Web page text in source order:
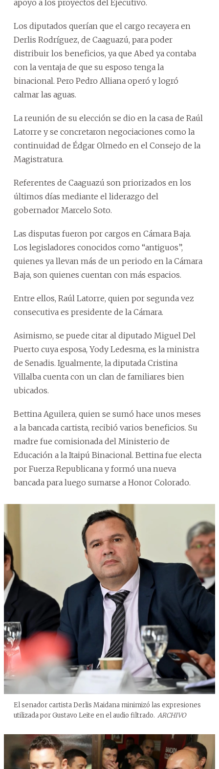
apoyo a los proyectos del Ejecutivo.
Los diputados querían que el cargo recayera en
Derlis Rodríguez, de Caaguazú, para poder
distribuir los beneficios, ya que Abed ya contaba
con la ventaja de que su esposo tenga la
binacional. Pero Pedro Alliana operó y logró
calmar las aguas.
La reunión de su elección se dio en la casa de Raúl
Latorre y se concretaron negociaciones como la
continuidad de Édgar Olmedo en el Consejo de la
Magistratura.
Referentes de Caaguazú son priorizados en los
últimos días mediante el liderazgo del
gobernador Marcelo Soto.
Las disputas fueron por cargos en Cámara Baja.
Los legisladores conocidos como “antiguos”,
quienes ya llevan más de un periodo en la Cámara
Baja, son quienes cuentan con más espacios.
Entre ellos, Raúl Latorre, quien por segunda vez
consecutiva es presidente de la Cámara.
Asimismo, se puede citar al diputado Miguel Del
Puerto cuya esposa, Yody Ledesma, es la ministra
de Senadis. Igualmente, la diputada Cristina
Villalba cuenta con un clan de familiares bien
ubicados.
Bettina Aguilera, quien se sumó hace unos meses
a la bancada cartista, recibió varios beneficios. Su
madre fue comisionada del Ministerio de
Educación a la Itaipú Binacional. Bettina fue electa
por Fuerza Republicana y formó una nueva
bancada para luego sumarse a Honor Colorado.
El senador cartista Derlis Maidana minimizó las expresiones
utilizada por Gustavo Leite en el audio filtrado. ARCHIVO